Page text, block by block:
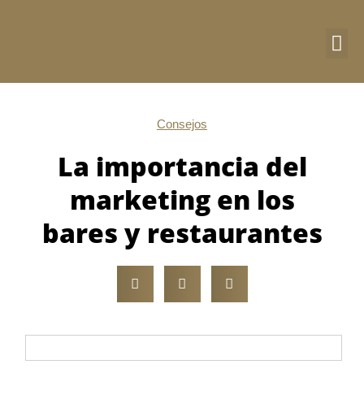
Consejos
La importancia del
marketing en los
bares y restaurantes